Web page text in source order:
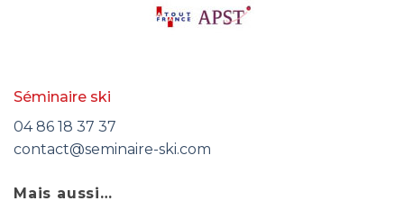
Séminaire ski
04 86 18 37 37
contact@seminaire-ski.com
Mais aussi…